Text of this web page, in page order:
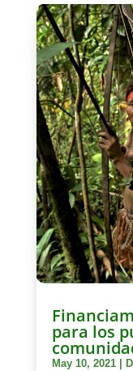
para los
May 10, 2021|